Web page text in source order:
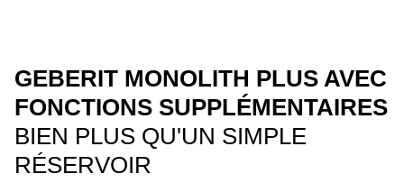
GEBERIT MONOLITH PLUS AVEC
FONCTIONS SUPPLÉMENTAIRES
BIEN PLUS QU'UN SIMPLE
RÉSERVOIR